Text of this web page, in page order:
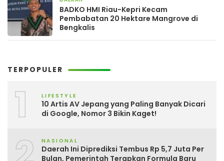
BADKO HMI Riau-Kepri Kecam
Pembabatan 20 Hektare Mangrove di
Bengkalis
TERPOPULER
1 LIFESTYLE
10 Artis AV Jepang yang Paling Banyak Dicari
di Google, Nomor 3 Bikin Kaget!
NASIONAL
Daerah Ini Diprediksi Tembus Rp 5,7 Juta Per
Bulan, Pemerintah Terapkan Formula Baru